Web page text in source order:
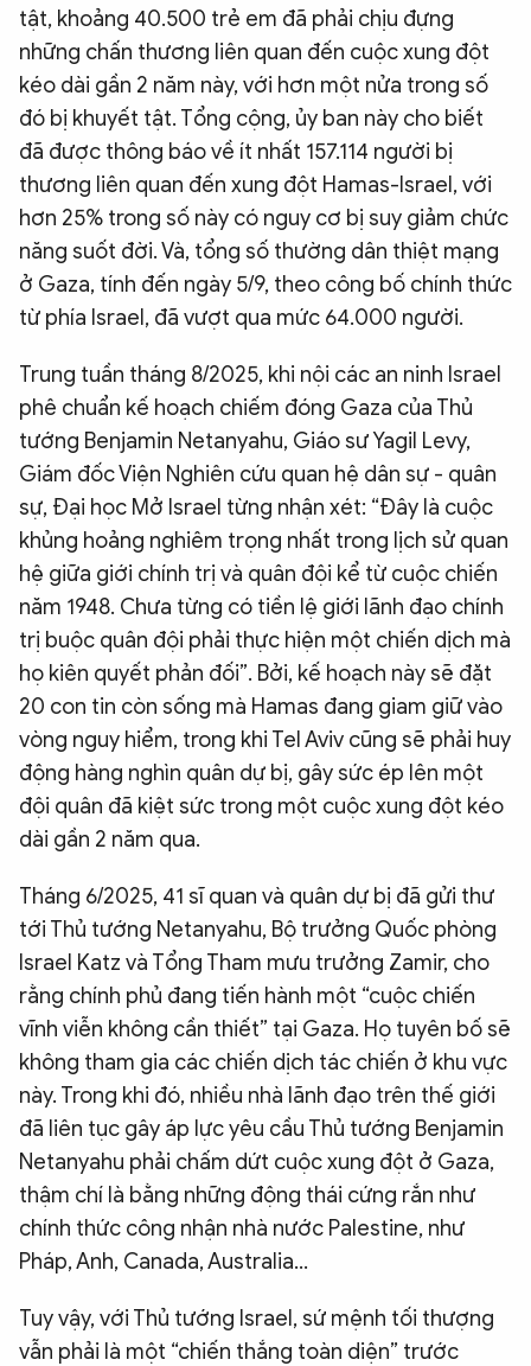
tật, khoảng 40.500 trẻ em đã phải chịu đựng
những chấn thương liên quan đến cuộc xung đột
kéo dài gần 2 năm này, với hơn một nửa trong số
đó bị khuyết tật. Tổng cộng, ủy ban này cho biết
đã được thông báo về ít nhất 157.114 người bị
thương liên quan đến xung đột Hamas-Israel, với
hơn 25% trong số này có nguy cơ bị suy giảm chức
năng suốt đời. Và, tổng số thường dân thiệt mạng
ở Gaza, tính đến ngày 5/9, theo công bố chính thức
từ phía Israel, đã vượt qua mức 64.000 người.
Trung tuần tháng 8/2025, khi nội các an ninh Israel
phê chuẩn kế hoạch chiếm đóng Gaza của Thủ
tướng Benjamin Netanyahu, Giáo sư Yagil Levy,
Giám đốc Viện Nghiên cứu quan hệ dân sự - quân
sự, Đại học Mở Israel từng nhận xét: “Đây là cuộc
khủng hoảng nghiêm trọng nhất trong lịch sử quan
hệ giữa giới chính trị và quân đội kể từ cuộc chiến
năm 1948. Chưa từng có tiền lệ giới lãnh đạo chính
trị buộc quân đội phải thực hiện một chiến dịch mà
họ kiên quyết phản đối”. Bởi, kế hoạch này sẽ đặt
20 con tin còn sống mà Hamas đang giam giữ vào
vòng nguy hiểm, trong khi Tel Aviv cũng sẽ phải huy
động hàng nghìn quân dự bị, gây sức ép lên một
đội quân đã kiệt sức trong một cuộc xung đột kéo
dài gần 2 năm qua.
Tháng 6/2025, 41 sĩ quan và quân dự bị đã gửi thư
tới Thủ tướng Netanyahu, Bộ trưởng Quốc phòng
Israel Katz và Tổng Tham mưu trưởng Zamir, cho
rằng chính phủ đang tiến hành một “cuộc chiến
vĩnh viễn không cần thiết” tại Gaza. Họ tuyên bố sẽ
không tham gia các chiến dịch tác chiến ở khu vực
này. Trong khi đó, nhiều nhà lãnh đạo trên thế giới
đã liên tục gây áp lực yêu cầu Thủ tướng Benjamin
Netanyahu phải chấm dứt cuộc xung đột ở Gaza,
thậm chí là bằng những động thái cứng rắn như
chính thức công nhận nhà nước Palestine, như
Pháp, Anh, Canada, Australia...
Tuy vậy, với Thủ tướng Israel, sứ mệnh tối thượng
vẫn phải là một “chiến thắng toàn diện” trước